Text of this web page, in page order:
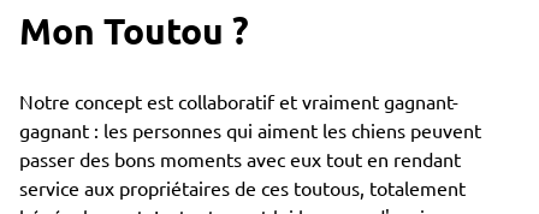
Mon Toutou ?
Notre concept est collaboratif et vraiment gagnant-
gagnant : les personnes qui aiment les chiens peuvent
passer des bons moments avec eux tout en rendant
service aux propriétaires de ces toutous, totalement